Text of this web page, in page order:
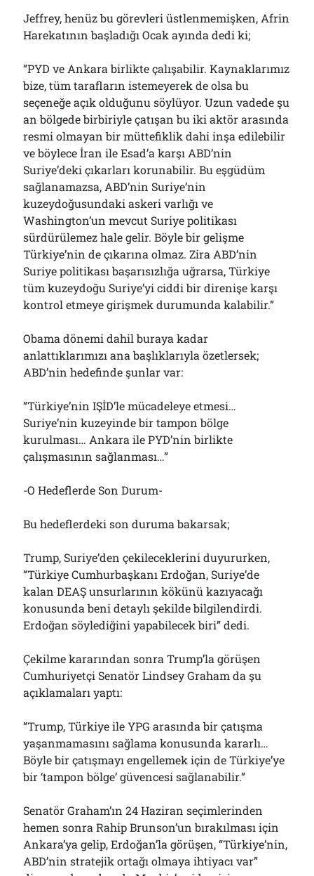
Jeffrey, henüz bu görevleri üstlenmemişken, Afrin
Harekatının başladığı Ocak ayında dedi ki;
“PYD ve Ankara birlikte çalışabilir. Kaynaklarımız
bize, tüm tarafların istemeyerek de olsa bu
seçeneğe açık olduğunu söylüyor. Uzun vadede şu
an bölgede birbiriyle çatışan bu iki aktör arasında
resmi olmayan bir müttefiklik dahi inşa edilebilir
ve böylece İran ile Esad’a karşı ABD’nin
Suriye’deki çıkarları korunabilir. Bu eşgüdüm
sağlanamazsa, ABD’nin Suriye’nin
kuzeydoğusundaki askeri varlığı ve
Washington’un mevcut Suriye politikası
sürdürülemez hale gelir. Böyle bir gelişme
Türkiye’nin de çıkarına olmaz. Zira ABD’nin
Suriye politikası başarısızlığa uğrarsa, Türkiye
tüm kuzeydoğu Suriye’yi ciddi bir direnişe karşı
kontrol etmeye girişmek durumunda kalabilir.”
Obama dönemi dahil buraya kadar
anlattıklarımızı ana başlıklarıyla özetlersek;
ABD’nin hedefinde şunlar var:
“Türkiye’nin IŞİD’le mücadeleye etmesi…
Suriye’nin kuzeyinde bir tampon bölge
kurulması… Ankara ile PYD’nin birlikte
çalışmasının sağlanması…”
-O Hedeflerde Son Durum-
Bu hedeflerdeki son duruma bakarsak;
Trump, Suriye’den çekileceklerini duyururken,
“Türkiye Cumhurbaşkanı Erdoğan, Suriye’de
kalan DEAŞ unsurlarının kökünü kazıyacağı
konusunda beni detaylı şekilde bilgilendirdi.
Erdoğan söylediğini yapabilecek biri” dedi.
Çekilme kararından sonra Trump’la görüşen
Cumhuriyetçi Senatör Lindsey Graham da şu
açıklamaları yaptı:
“Trump, Türkiye ile YPG arasında bir çatışma
yaşanmamasını sağlama konusunda kararlı…
Böyle bir çatışmayı engellemek için de Türkiye’ye
bir ‘tampon bölge’ güvencesi sağlanabilir.”
Senatör Graham’ın 24 Haziran seçimlerinden
hemen sonra Rahip Brunson’un bırakılması için
Ankara’ya gelip, Erdoğan’la görüşen, “Türkiye’nin,
ABD’nin stratejik ortağı olmaya ihtiyacı var”